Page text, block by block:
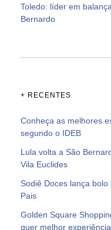
Toledo: líder em
Bernardo
+ RECENTES
Conheça as melhores
segundo o IDEB
Lula volta a São
Vila Euclides
Sodiê Doces lança
Pais
Golden Square
quer melhor